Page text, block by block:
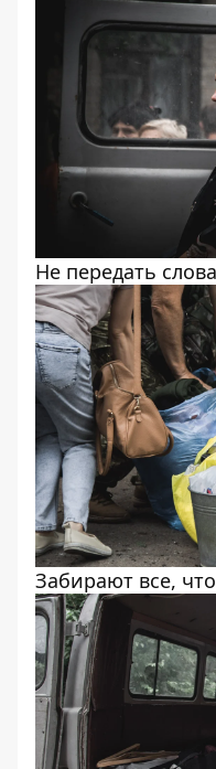
Не передать
Забирают все,